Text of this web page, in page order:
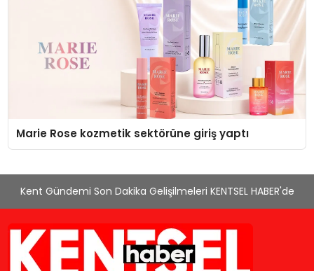
Marie Rose kozmetik sektörüne giriş yaptı
Kent Gündemi Son Dakika Gelişilmeleri KENTSEL HABER'de